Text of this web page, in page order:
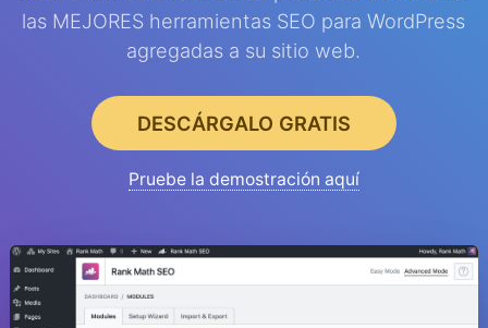
las MEJORES herramientas SEO para WordPress
agregadas a su sitio web.
DESCÁRGALO GRATIS
Pruebe la demostración aquí